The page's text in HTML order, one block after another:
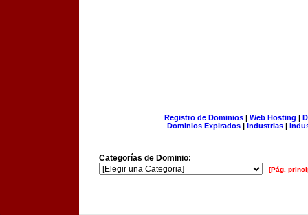
Registro de Dominios| Web Hosting |
Dominios Expirados | Industrias |
Categorías de Dominio:
[Pág.